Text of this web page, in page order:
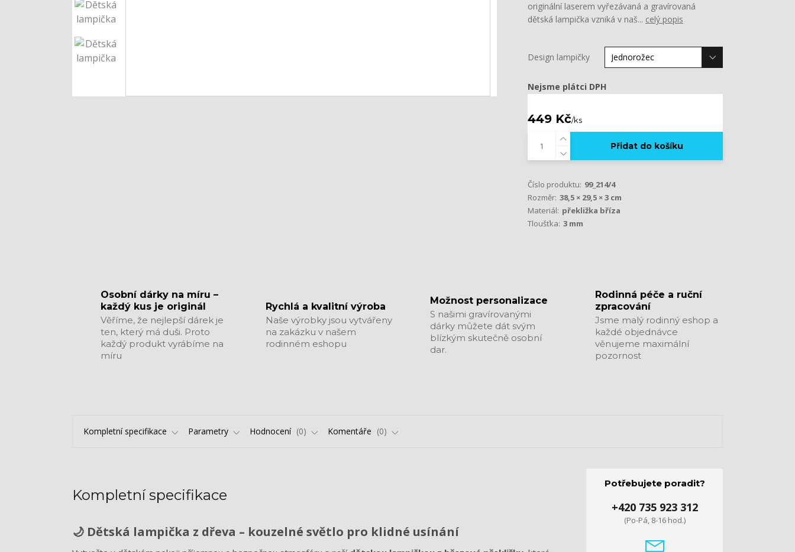
originální laserem vyřezávaná a gravírovaná
dětská lampička vzniká v naš... celý popis
Design lampičky
Nejsme plátci DPH
449 Kč/ks
Přidat do košíku
Číslo produktu: 99_214/4
Rozměr: 38,5 × 29,5 × 3 cm
Materiál: překližka bříza
Tloušťka: 3 mm
​​​​​​​Osobní dárky na míru –
každý kus je originál
Věříme, že nejlepší dárek je
ten, který má duši. Proto
každý produkt vyrábíme na
míru
Rychlá a kvalitní výroba
Naše výrobky jsou vytvářeny
na zakázku v našem
rodinném eshopu
Možnost personalizace
S našimi gravírovanými
dárky můžete dát svým
blízkým skutečně osobní
dar.
​​​​​​​Rodinná péče a ruční
zpracování
Jsme malý rodinný eshop a
každé objednávce
věnujeme maximální
pozornost
Kompletní specifikace Parametry Hodnocení 0 Komentáře 0
Kompletní specifikace
🌙 Dětská lampička z dřeva – kouzelné světlo pro klidné usínání
Potřebujete poradit?
+420 735 923 312
(Po-Pá, 8-16 hod.)